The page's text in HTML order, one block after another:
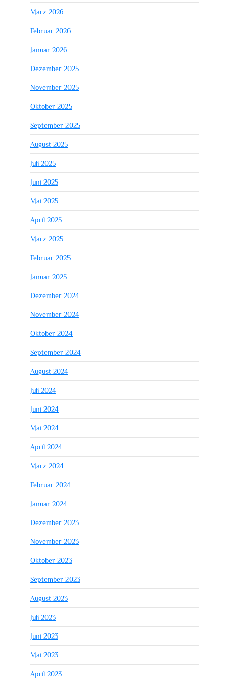
März 2026
Februar 2026
Januar 2026
Dezember 2025
November 2025
Oktober 2025
September 2025
August 2025
Juli 2025
Juni 2025
Mai 2025
April 2025
März 2025
Februar 2025
Januar 2025
Dezember 2024
November 2024
Oktober 2024
September 2024
August 2024
Juli 2024
Juni 2024
Mai 2024
April 2024
März 2024
Februar 2024
Januar 2024
Dezember 2023
November 2023
Oktober 2023
September 2023
August 2023
Juli 2023
Juni 2023
Mai 2023
April 2023